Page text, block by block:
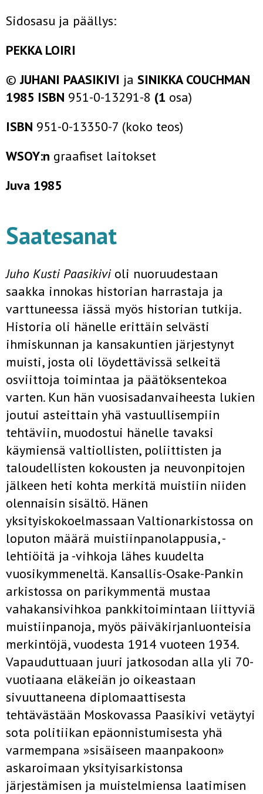
Sidosasu ja päällys:
PEKKA LOIRI
©JUHANI PAASIKIVI ja SINIKKA COUCHMAN
1985 ISBN 951-0-13291-8 (1 osa)
ISBN 951-0-13350-7 (koko teos)
WSOY:n graafiset laitokset
Juva 1985
Saatesanat
Juho Kusti Paasikivi oli nuoruudestaan
saakka innokas historian harrastaja ja
varttuneessa iässä myös historian tutkija.
Historia oli hänelle erittäin selvästi
ihmiskunnan ja kansakuntien järjestynyt
muisti, josta oli löydettävissä selkeitä
osviittoja toimintaa ja päätöksentekoa
varten. Kun hän vuosisadanvaiheesta lukien
joutui asteittain yhä vastuullisempiin
tehtäviin, muodostui hänelle tavaksi
käymiensä valtiollisten, poliittisten ja
taloudellisten kokousten ja neuvonpitojen
jälkeen heti kohta merkitä muistiin niiden
olennaisin sisältö. Hänen
yksityiskokoelmassaan Valtionarkistossa on
loputon määrä muistiinpanolappusia, -
lehtiöitä ja -vihkoja lähes kuudelta
vuosikymmeneltä. Kansallis-Osake-Pankin
arkistossa on parikymmentä mustaa
vahakansivihkoa pankkitoimintaan liittyviä
muistiinpanoja, myös päiväkirjanluonteisia
merkintöjä, vuodesta 1914 vuoteen 1934.
Vapauduttuaan juuri jatkosodan alla yli 70-
vuotiaana eläkeiän jo oikeastaan
sivuuttaneena diplomaattisesta
tehtävästään Moskovassa Paasikivi vetäytyi
sota­ politiikan epäonnistumisesta yhä
varmempana »sisäiseen maanpakoon»
askaroimaan yksityisarkistonsa
järjestämisen ja muistelmiensa laatimisen